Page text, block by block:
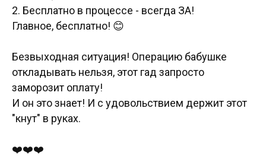
2. Бесплатно в процессе - всегда ЗА!
Главное, бесплатно! 😊
Безвыходная ситуация! Операцию бабушке
откладывать нельзя, этот гад запросто
заморозит оплату!
И он это знает! И с удовольствием держит этот
"кнут" в руках.
❤️❤️❤️